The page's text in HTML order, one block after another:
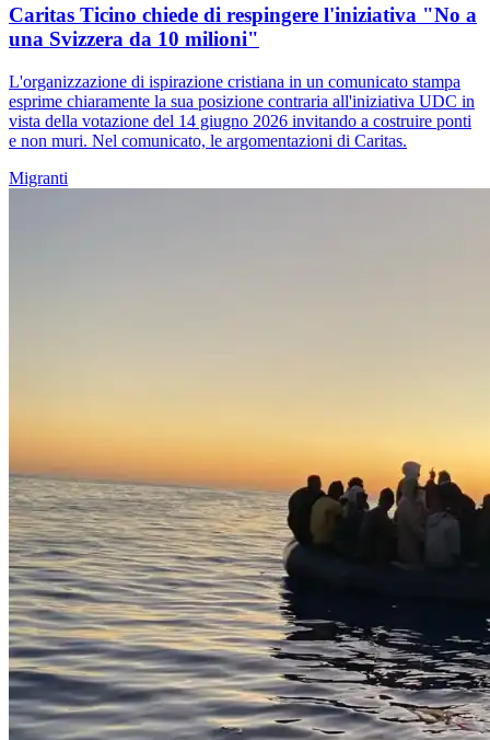
Caritas Ticino chiede di respingere l'iniziativa "No a
una Svizzera da 10 milioni"
L'organizzazione di ispirazione cristiana in un comunicato stampa
esprime chiaramente la sua posizione contraria all'iniziativa UDC in
vista della votazione del 14 giugno 2026 invitando a costruire ponti
e non muri. Nel comunicato, le argomentazioni di Caritas.
Migranti